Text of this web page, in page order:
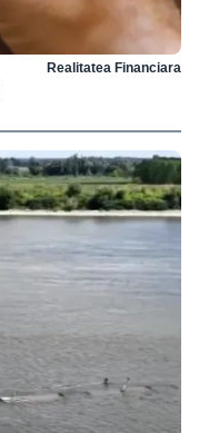
Realitatea Financiara